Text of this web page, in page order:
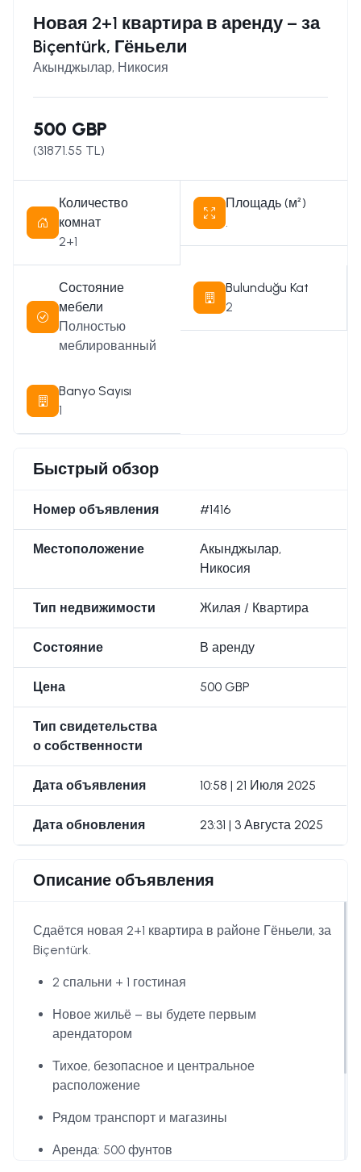
Новая 2+1 квартира в аренду – за
Biçentürk, Гёньели
Акынджылар, Никосия
500 GBP
(31871.55 TL)
Количество
комнат
2+1
Площадь (м²)
.
Состояние
мебели
Полностью
меблированный
Bulunduğu Kat
2
Banyo Sayısı
1
Быстрый обзор
Номер объявления #1416
Местоположение
Акынджылар,
Никосия
Тип недвижимости Жилая / Квартира
Состояние В аренду
Цена 500 GBP
Тип свидетельства
о собственности
Дата объявления 10:58 | 21 Июля 2025
Дата обновления 23:31 | 3 Августа 2025
Описание объявления
Сдаётся новая 2+1 квартира в районе Гёньели, за
Biçentürk.
2 спальни + 1 гостиная
Новое жильё – вы будете первым
арендатором
Тихое, безопасное и центральное
расположение
Рядом транспорт и магазины
Аренда: 500 фунтов